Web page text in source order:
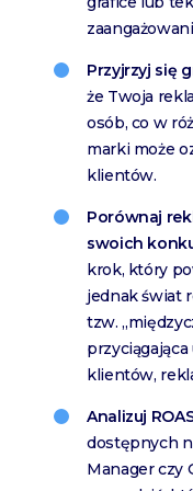
Przyjrzyj się
że Twoja
osób, co w
marki może
klientów.
Porównaj
swoich
krok, który
jednak świat
tzw.
klientów,
Analizuj
dostępnych
Manager czy